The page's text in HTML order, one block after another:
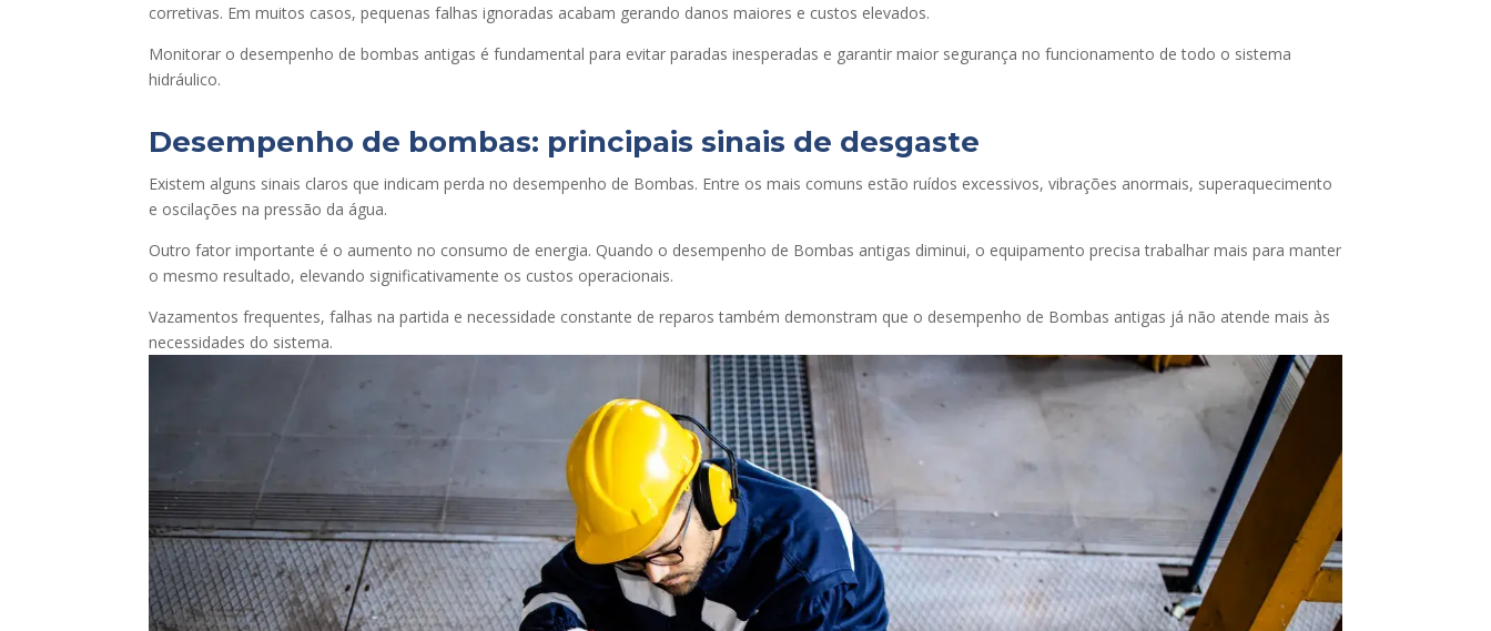
corretivas. Em muitos casos, pequenas falhas ignoradas acabam gerando danos maiores e custos elevados.
Monitorar o desempenho de bombas antigas é fundamental para evitar paradas inesperadas e garantir maior segurança no funcionamento de todo o sistema
hidráulico.
Desempenho de bombas: principais sinais de desgaste
Existem alguns sinais claros que indicam perda no desempenho de Bombas. Entre os mais comuns estão ruídos excessivos, vibrações anormais, superaquecimento
e oscilações na pressão da água.
Outro fator importante é o aumento no consumo de energia. Quando o desempenho de Bombas antigas diminui, o equipamento precisa trabalhar mais para manter
o mesmo resultado, elevando significativamente os custos operacionais.
Vazamentos frequentes, falhas na partida e necessidade constante de reparos também demonstram que o desempenho de Bombas antigas já não atende mais às
necessidades do sistema.